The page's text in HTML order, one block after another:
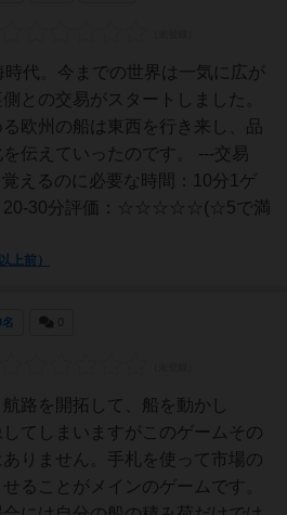
時代。今までの世界は一気に広が
との交易がスタートしました。
欧州の船は東西を行き来し、品
伝えていったのです。 ---交易
覚えるのに必要な時間：10分1ゲ
20-30分評価：☆☆☆☆☆(☆5で満
上前）
名
路を開拓して、船を動かし
してしまいますがこのゲームその
ありません。手札を使って市場の
ることがメインのゲームです。